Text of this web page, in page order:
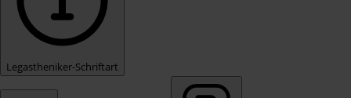
Legastheniker-Schriftart